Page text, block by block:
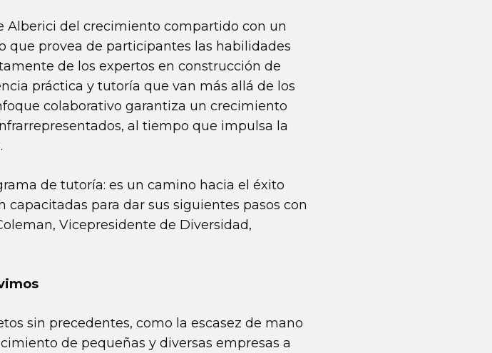
Alberici del crecimiento compartido con un
provea de participantes las habilidades
de los expertos en construcción de
práctica y tutoría que van más allá de los
colaborativo garantiza un crecimiento
al tiempo que impulsa la
de tutoría: es un camino hacia el éxito
para dar sus siguientes pasos con
Vicepresidente de Diversidad,
sin precedentes, como la escasez de mano
de pequeñas y diversas empresas a